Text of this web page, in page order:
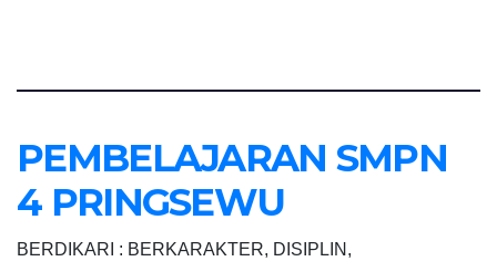
PEMBELAJARAN SMPN
4 PRINGSEWU
BERDIKARI : BERKARAKTER, DISIPLIN,